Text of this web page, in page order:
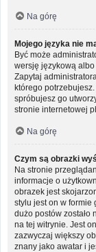
Na górę
Mojego języka nie
Być może
wersję językową albo
Zapytaj
którego
spróbujesz go
stronie internetowej
Na górę
Czym są obrazki
Na stronie
informacje o
obrazek jest
stylu jest on w formie
dużo postów zostało
na tej witrynie. Jest
zazwyczaj większy
znany jako awatar i